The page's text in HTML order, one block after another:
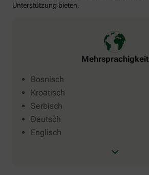
Unterstützung bieten.
Mehrsprachigkeit
Bosnisch
Kroatisch
Serbisch
Deutsch
Englisch